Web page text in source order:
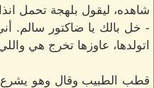
شاهده، ليقول بلهجة تحمل
- خل بالك يا ضاكتور سالم.
اتولدها، عاوزها تخرج هي
قطب الطبيب وقال وهو يشرع